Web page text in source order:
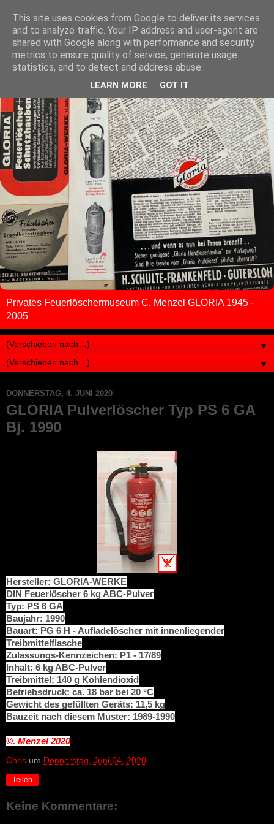
Privates Feuerlöschermuseum C. Menzel GLORIA 1945 -
2005
▼
▼
DONNERSTAG, 4. JUNI 2020
GLORIA Pulverlöscher Typ PS 6 GA
Bj. 1990
Hersteller: GLORIA-WERKE
DIN Feuerlöscher 6 kg ABC-Pulver
Typ: PS 6 GA
Baujahr: 1990
Bauart: PG 6 H - Aufladelöscher mit innenliegender
Treibmittelflasche
Zulassungs-Kennzeichen: P1 - 17/89
Inhalt: 6 kg ABC-Pulver
Treibmittel: 140 g Kohlendioxid
Betriebsdruck: ca. 18 bar bei 20 °C
Gewicht des gefüllten Geräts: 11,5 kg
Bauzeit nach diesem Muster: 1989-1990
©. Menzel2020
Chris um Donnerstag, Juni 04, 2020
Teilen
Keine Kommentare:
This site uses cookies from Google to deliver its services
and to analyze traffic. Your IP address and user-agent are
shared with Google along with performance and security
metrics to ensure quality of service, generate usage
statistics, and to detect and address abuse.
LEARN MORE GOT IT